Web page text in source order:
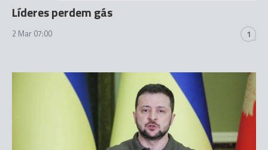
Líderes perdem gás
2 Mar 07:00 1